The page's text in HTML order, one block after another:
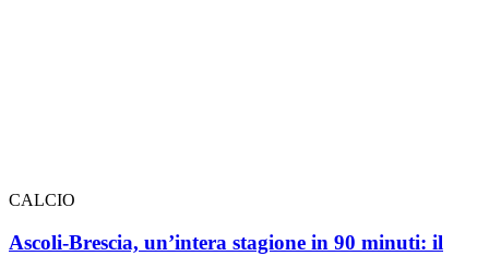
CALCIO
Ascoli-Brescia, un’intera stagione in 90 minuti: il